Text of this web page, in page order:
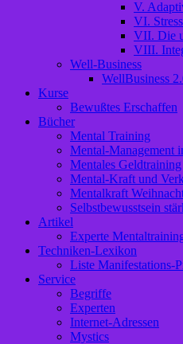
V.
VI.
VII. Die
VIII.
Well-Business
WellBusiness
Kurse
Bewußtes Erschaffen
Bücher
Mental Training
Mental-Management
Mentales Geldtraining
Mental-Kraft und
Mentalkraft
Selbstbewusstsein
Artikel
Experte
Techniken-Lexikon
Liste Manifestations-
Service
Begriffe
Experten
Internet-Adressen
Mystics